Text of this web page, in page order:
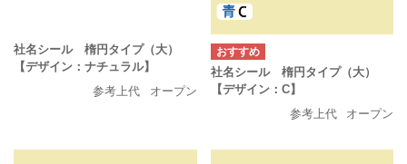
社名シール 楕円タイプ（大）
【デザイン：ナチュラル】
参考上代
オープン
社名シール 楕円タイプ（大）
【デザイン：C】
参考上代
オープン